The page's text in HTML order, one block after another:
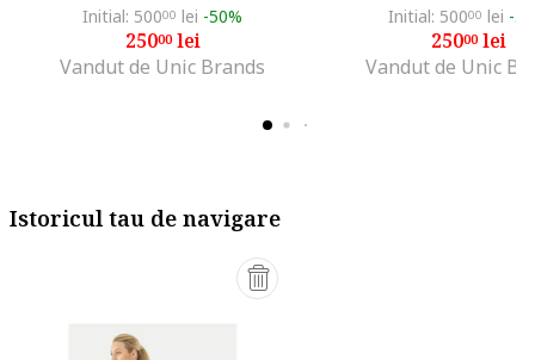
Initial: 50000 lei -50%
25000lei
Vandut de Unic Brands
Initial: 50000 lei -
25000lei
Vandut de Unic
Istoricul tau de navigare